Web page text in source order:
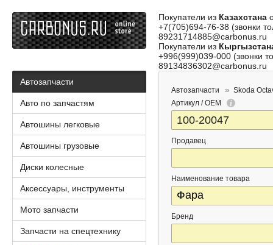
Покупатели из Казахстана
+7(705)694-76-38 (звонки
89231714885@carbonus.ru
Покупатели из
+996(999)039-000 (звонки
89134836302@carbonus.ru
Автозапчасти
Skoda
Артикул / OEM
Продавец
Наименование товара
Бренд
Автозапчасти
Авто по запчастям
Автошины легковые
Автошины грузовые
Диски колесные
Аксессуары, инструменты
Мото запчасти
Запчасти на спецтехнику